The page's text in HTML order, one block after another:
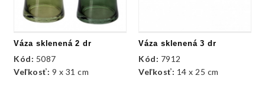
Váza sklenená 2 dr
Kód: 5087
Veľkosť: 9 x 31 cm
Váza sklenená 3 dr
Kód: 7912
Veľkosť: 14 x 25 cm